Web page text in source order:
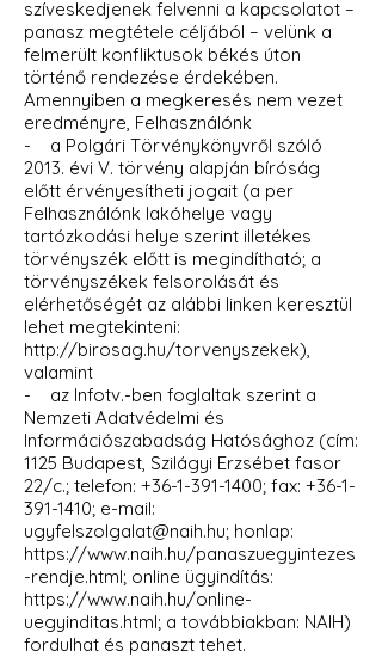
szíveskedjenek felvenni a kapcsolatot –
panasz megtétele céljából – velünk a
felmerült konfliktusok békés úton
történő rendezése érdekében.
Amennyiben a megkeresés nem vezet
eredményre, Felhasználónk
- a Polgári Törvénykönyvről szóló
2013. évi V. törvény alapján bíróság
előtt érvényesítheti jogait (a per
Felhasználónk lakóhelye vagy
tartózkodási helye szerint illetékes
törvényszék előtt is megindítható; a
törvényszékek felsorolását és
elérhetőségét az alábbi linken keresztül
lehet megtekinteni:
http://birosag.hu/torvenyszekek),
valamint
- az Infotv.-ben foglaltak szerint a
Nemzeti Adatvédelmi és
Információszabadság Hatósághoz (cím:
1125 Budapest, Szilágyi Erzsébet fasor
22/c.; telefon: +36-1-391-1400; fax: +36-1-
391-1410; e-mail:
ugyfelszolgalat@naih.hu; honlap:
https://www.naih.hu/panaszuegyintezes
-rendje.html; online ügyindítás:
https://www.naih.hu/online-
uegyinditas.html; a továbbiakban: NAIH)
fordulhat és panaszt tehet.